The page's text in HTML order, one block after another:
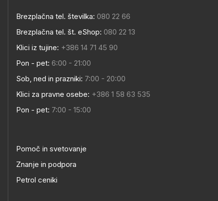
Brezplačna tel. številka: 080 22 66
Brezplačna tel. št. eShop: 080 22 13
Klici iz tujine: +386 14 71 45 90
Pon - pet: 6:00 - 21:00
Sob, ned in prazniki: 7:00 - 20:00
Klici za pravne osebe: +386 1 58 63 535
Pon - pet: 7:00 - 15:00
Pomoč in svetovanje
Znanje in podpora
Petrol ceniki